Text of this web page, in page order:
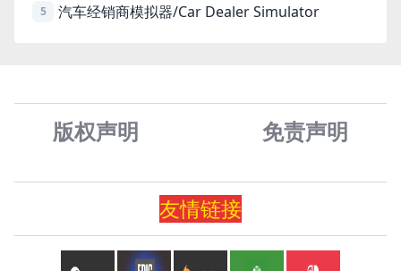
5 汽车经销商模拟器/Car Dealer Simulator
版权声明 免责声明
友情链接